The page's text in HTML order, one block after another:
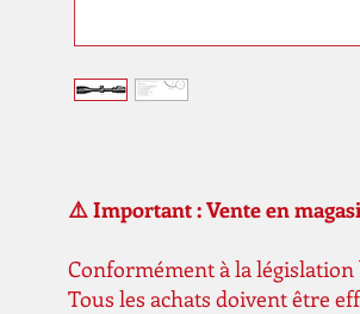
⚠️ Important : Vente en
Conformément à la législation
Tous les achats doivent être